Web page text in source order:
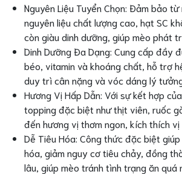
Nguyên Liệu Tuyển Chọn: Đảm bảo từ
nguyên liệu chất lượng cao, hạt SC
còn giàu dinh dưỡng, giúp mèo phát
Dinh Dưỡng Đa Dạng: Cung cấp đầy
béo, vitamin và khoáng chất, hỗ trợ
duy trì cân nặng và vóc dáng lý
Hương Vị Hấp Dẫn: Với sự kết hợp
topping đặc biệt như thịt viên, ruốc
đến hương vị thơm ngon, kích thích vị
Dễ Tiêu Hóa: Công thức đặc biệt
hóa, giảm nguy cơ tiêu chảy, đồng
lâu, giúp mèo tránh tình trạng ăn quá